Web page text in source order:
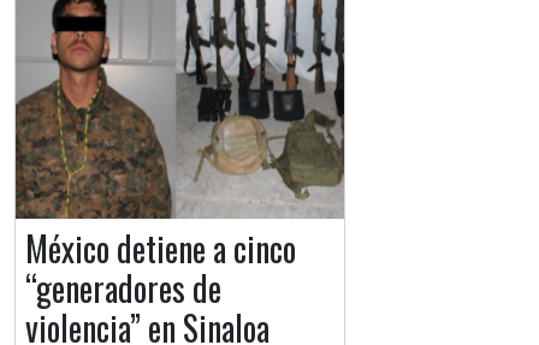
México detiene a cinco
“generadores de
violencia” en Sinaloa